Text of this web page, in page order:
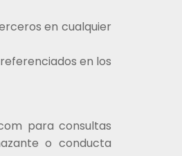
en cualquier
en los
para consultas
o conducta